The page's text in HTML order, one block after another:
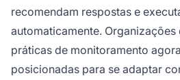
recomendam respostas e
automaticamente. Organizações
práticas de monitoramento
posicionadas para se adaptar